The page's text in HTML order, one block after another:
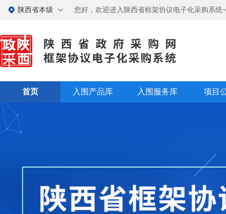
陕西省本级 您好，欢迎进入陕西省框架协议电子化采购系统
首页 入围产品库 入围服务库 项目